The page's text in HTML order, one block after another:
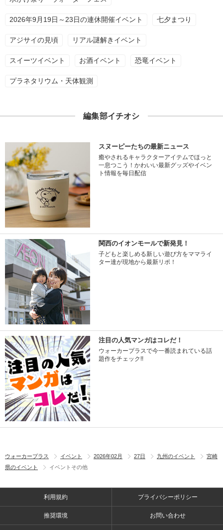
2026年9月19日～23日の連休開催イベント 七夕まつり
アジサイの見頃 リアル謎解きイベント
スイーツイベント お酒イベント 恐竜イベント
プラネタリウム・天体観測
編集部イチオシ
スヌーピーたちの最新ニュース
癒やされるキャラクターアイテムでほっと
一息つこう！かわいい最新グッズやイベン
ト情報を毎日配信
関西のイオンモールで新発見！
子どもと楽しめる新しい遊び方をママライ
ター達が現地から最新リポ！
注目の人気マンガはコレだ！
ウォーカープラスで今一番読まれている話
題作をチェック!!
ウォーカープラス イベント 2026年02月 27日 九州のイベント
宮崎
県のイベント
イベントその他
利用規約 プライバシーポリシー
推奨環境 お問い合わせ